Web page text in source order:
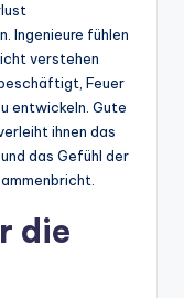
Ingenieure fühlen
verstehen
Feuer
entwickeln. Gute
ihnen das
das Gefühl der
die